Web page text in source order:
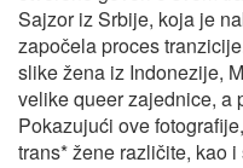
Sajzor iz Srbije, koja je
započela proces
slike žena iz Indonezije,
velike queer zajednice, a
Pokazujući ove
trans* žene različite, kao